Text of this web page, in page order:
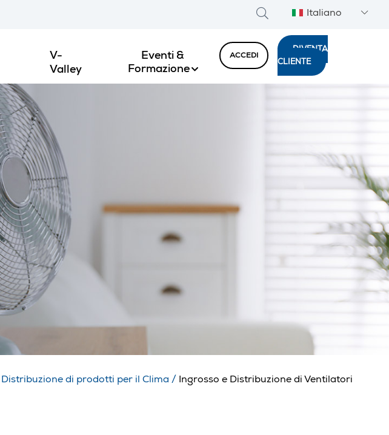
Italiano
V-
Valley
Eventi &
Formazione
ACCEDI
DIVENTA
CLIENTE
Distribuzione di prodotti per il Clima / Ingrosso e Distribuzione di Ventilatori